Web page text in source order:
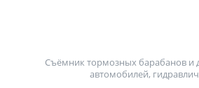
Съёмник тормозных барабанов и
автомобилей,